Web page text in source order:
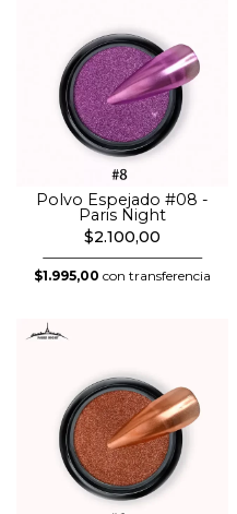
Polvo Espejado #08 -
Paris Night
$2.100,00
$1.995,00 con transferencia